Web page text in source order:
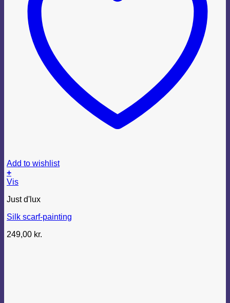
Add to wishlist
+
Vis
Just d'lux
Silk scarf-painting
249,00 kr.